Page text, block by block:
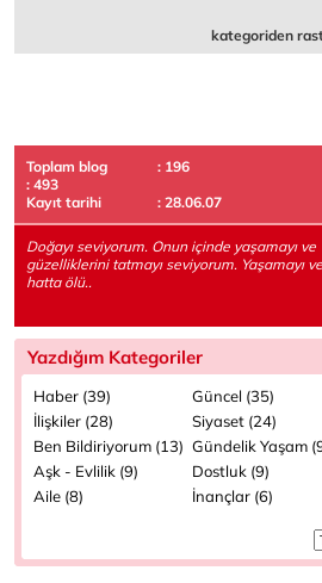
kategoriden
Toplam blog
: 196
: 493
Kayıt tarihi
: 28.06.07
Doğayı seviyorum. Onun içinde yaşamayı ve
güzelliklerini tatmayı seviyorum. Yaşamayı ve
hatta ölü..
Yazdığım Kategoriler
Haber (39)
Güncel (35)
İlişkiler (28)
Siyaset (24)
Ben Bildiriyorum (13) Gündelik Yaşam
Aşk - Evlilik (9)
Dostluk (9)
Aile (8)
İnançlar (6)